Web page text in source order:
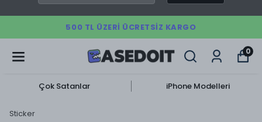
500 TL ÜZERI ÜCRETSIZ KARGO
0
Çok Satanlar iPhone Modelleri
Sticker